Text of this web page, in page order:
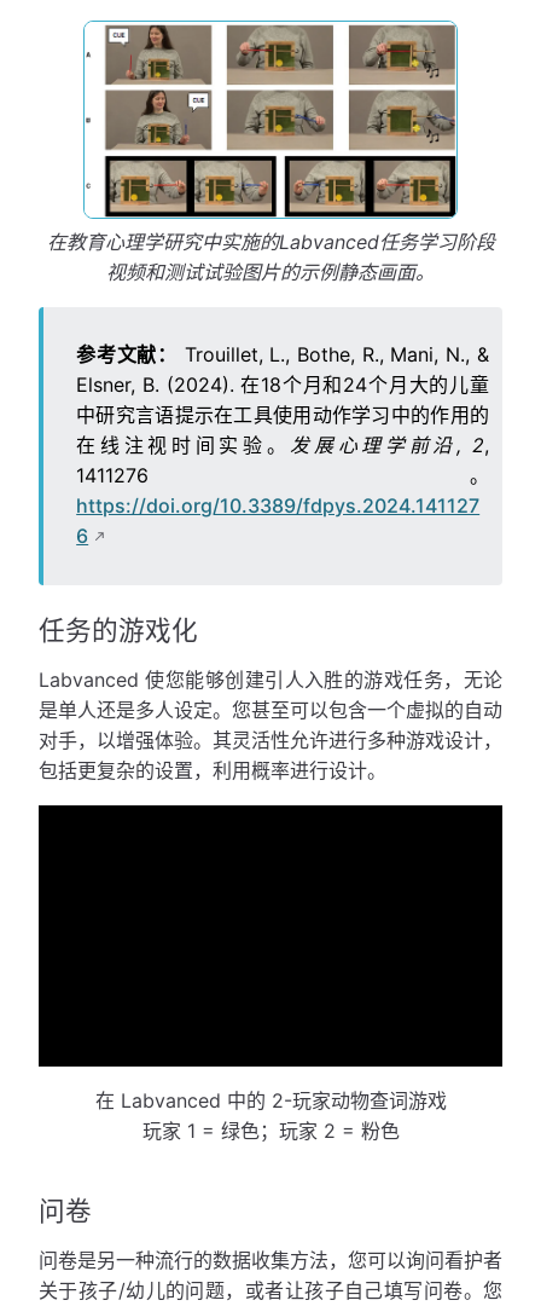
在教育心理学研究中实施的Labvanced任务学习阶段
视频和测试试验图片的示例静态画面。
参考文献：
Trouillet, L., Bothe, R., Mani, N., &
Elsner, B. (2024). 在18个月和24个月大的儿童
中研究言语提示在工具使用动作学习中的作用的
在线注视时间实验。 发展心理学前沿, 2,
1411276。
https://doi.org/10.3389/fdpys.2024.141127
6
任务的游戏化
Labvanced 使您能够创建引人入胜的游戏任务，无论
是单人还是多人设定。您甚至可以包含一个虚拟的自动
对手，以增强体验。其灵活性允许进行多种游戏设计，
包括更复杂的设置，利用概率进行设计。
在 Labvanced 中的 2-玩家动物查词游戏
玩家 1 = 绿色；玩家 2 = 粉色
问卷
问卷是另一种流行的数据收集方法，您可以询问看护者
关于孩子/幼儿的问题，或者让孩子自己填写问卷。您